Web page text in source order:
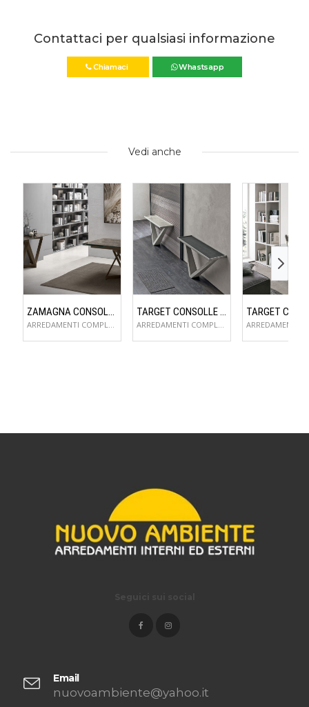
Contattaci per qualsiasi informazione
Chiamaci Whastsapp
Vedi anche
ZAMAGNA CONSOLLE FLAME
ARREDAMENTI COMPLEMENTI D'ARREDO
TARGET CONSOLLE KIRA
ARREDAMENTI COMPLEMENTI D'ARREDO
Email
nuovoambiente@yahoo.it